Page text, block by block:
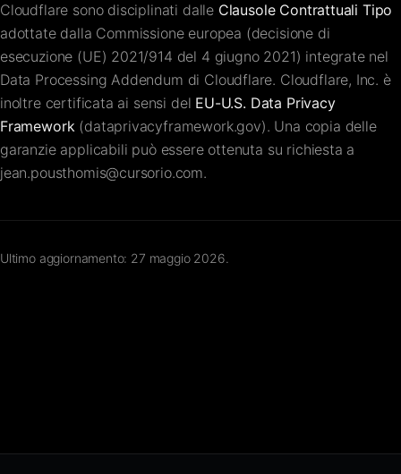
Cloudflare sono disciplinati dalle Clausole Contrattuali Tipo
adottate dalla Commissione europea (decisione di
esecuzione (UE) 2021/914 del 4 giugno 2021) integrate nel
Data Processing Addendum di Cloudflare. Cloudflare, Inc. è
inoltre certificata ai sensi del EU-U.S. Data Privacy
Framework(dataprivacyframework.gov). Una copia delle
garanzie applicabili può essere ottenuta su richiesta a
jean.pousthomis@cursorio.com.
Ultimo aggiornamento: 27 maggio 2026.